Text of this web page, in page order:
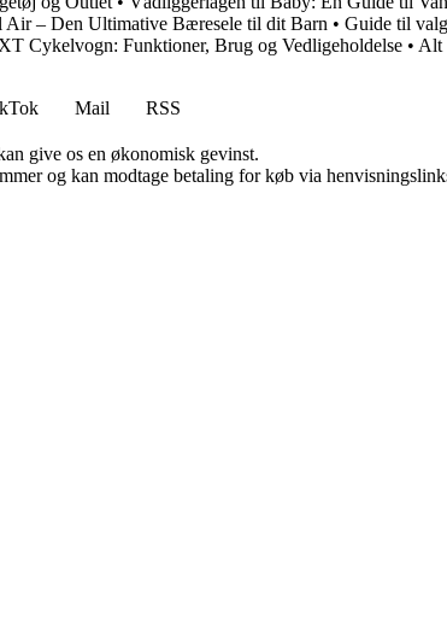
Air – Den Ultimative Bæresele til dit Barn • Guide til
Cykelvogn: Funktioner, Brug og Vedligeholdelse • Alt
Mail
RSS
give os en økonomisk gevinst.
og kan modtage betaling for køb via